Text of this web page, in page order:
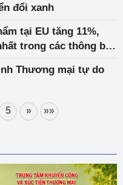
đổi xanh
tại EU tăng 11%,
trong các thông báo
Thương mại tự do
5 » »»